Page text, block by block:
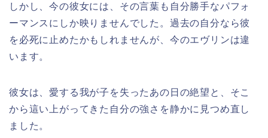
しかし、今の彼女には、その言葉も自分勝手なパフォ
ーマンスにしか映りませんでした。過去の自分なら彼
を必死に止めたかもしれませんが、今のエヴリンは違
います。
彼女は、愛する我が子を失ったあの日の絶望と、そこ
から這い上がってきた自分の強さを静かに見つめ直し
ました。